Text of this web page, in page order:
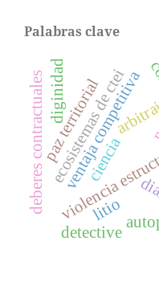
Palabras clave
ventaja competitiva
ecosistemas de ctei
violencia
paz territorial
litio
detective
deberes contractualesdiginidad
ciencia